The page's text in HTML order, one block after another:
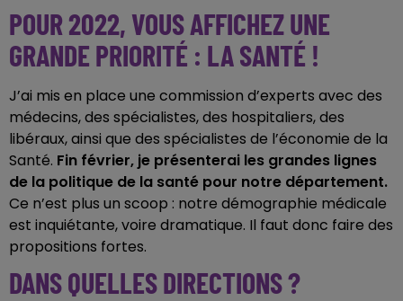
POUR 2022, VOUS AFFICHEZ UNE
GRANDE PRIORITÉ : LA SANTÉ !
J’ai mis en place une commission d’experts avec des
médecins, des spécialistes, des hospitaliers, des
libéraux, ainsi que des spécialistes de l’économie de la
Santé. Fin février, je présenterai les grandes lignes
de la politique de la santé pour notre département.
Ce n’est plus un scoop : notre démographie médicale
est inquiétante, voire dramatique. Il faut donc faire des
propositions fortes.
DANS QUELLES DIRECTIONS ?